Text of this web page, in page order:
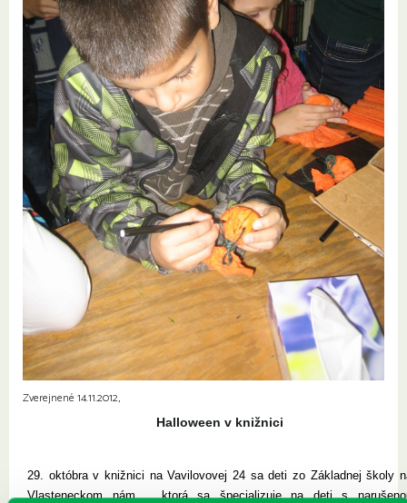
Zverejnené 14.11.2012,
Halloween v knižnici
29. októbra v knižnici na Vavilovovej 24 sa deti zo Základnej školy
Vlasteneckom nám. , ktorá sa špecializuje na deti s